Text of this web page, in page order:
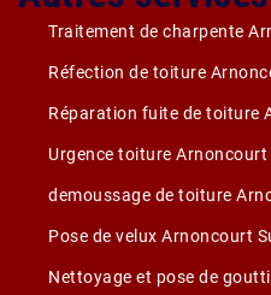
Traitement de charpente
Réfection de toiture
Réparation fuite de toiture
Urgence toiture Arnoncourt
demoussage de toiture
Pose de velux Arnoncourt
Nettoyage et pose de